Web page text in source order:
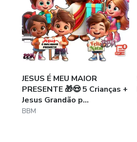
JESUS É MEU MAIOR
PRESENTE 🎁😍 5 Crianças +
Jesus Grandão p...
BBM